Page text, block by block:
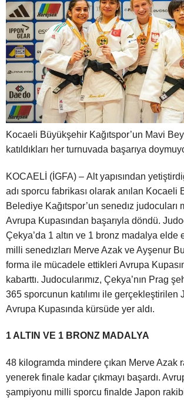
Kocaeli Büyükşehir Kağıtspor’un Mavi
katıldıkları her turnuvada başarıya
KOCAELİ (İGFA) – Alt yapısından
adı sporcu fabrikası olarak anılan Kocaeli
Belediye Kağıtspor’un senedız judocuları
Avrupa Kupasından başarıyla döndü.
Çekya’da 1 altın ve 1 bronz madalya elde
milli senedızları Merve Azak ve Ayşenur
forma ile mücadele ettikleri Avrupa
kabarttı. Judocularımız, Çekya’nın Prag
365 sporcunun katılımı ile gerçekleştirilen
Avrupa Kupasında kürsüde yer aldı.
1 ALTIN VE 1 BRONZ MADALYA
48 kilogramda mindere çıkan Merve Azak
yenerek finale kadar çıkmayı başardı.
şampiyonu milli sporcu finalde Japon